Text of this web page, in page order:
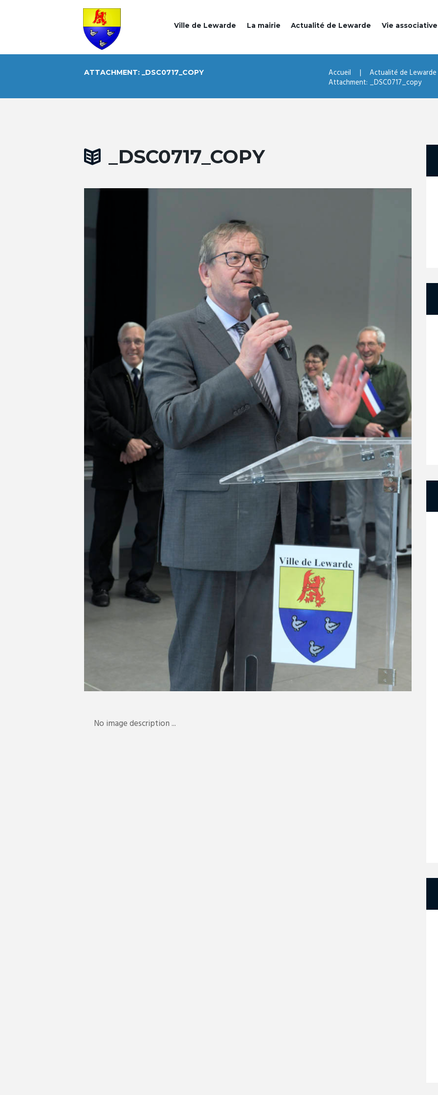
Ville de Lewarde La mairie Actualité de Lewarde Vie associative
ATTACHMENT: _DSC0717_COPY Accueil Actualité de Lewarde
Attachment: _DSC0717_copy
_DSC0717_COPY
No image description ...